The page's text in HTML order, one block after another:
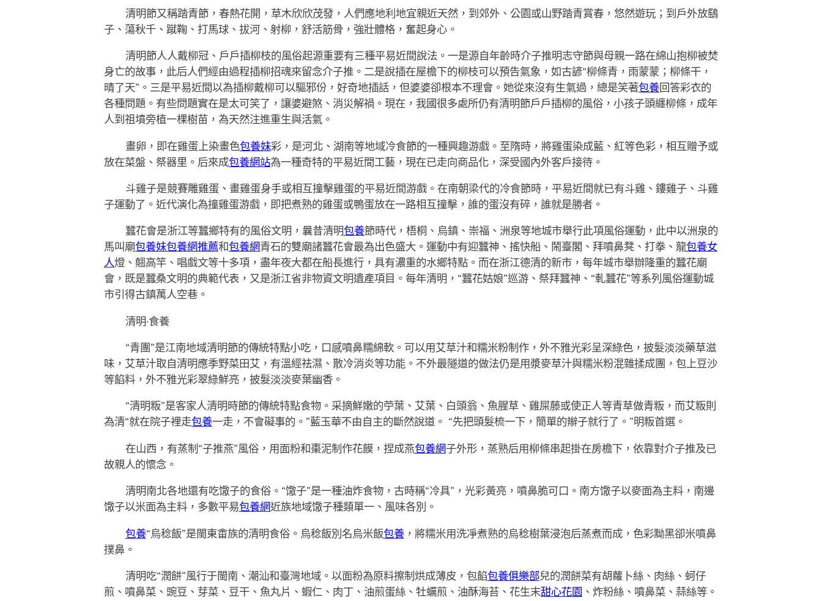
清明節又稱踏青節，春熱花開，草木欣欣茂發，人們應地利地宜親近天然，到郊外、公園或山野踏青賞春，悠然遊玩；到戶外放鷂
子、蕩秋千、蹴鞠、打馬球、拔河、射柳，舒活筋骨，強壯體格，奮起身心。
清明節人人戴柳冠、戶戶插柳枝的風俗起源重要有三種平易近間說法。一是源自年齡時介子推明志守節與母親一路在綿山抱柳被焚
身亡的故事，此后人們經由過程插柳招魂來留念介子推。二是說插在屋檐下的柳枝可以預告氣象，如古諺“柳條青，雨蒙蒙；柳條干，
晴了天”。三是平易近間以為插柳戴柳可以驅邪份，好奇地插話，但婆婆卻根本不理會。她從來沒有生氣過，總是笑著包養回答彩衣的
各種問題。有些問題實在是太可笑了，讓婆避煞、消災解禍。現在，我國很多處所仍有清明節戶戶插柳的風俗，小孩子頭纏柳條，成年
人到祖墳旁植一棵樹苗，為天然注進重生與活氣。
畫卵，即在雞蛋上染畫色包養妹彩，是河北、湖南等地域冷食節的一種興趣游戲。至隋時，將雞蛋染成藍、紅等色彩，相互贈予或
放在菜盤、祭器里。后來成包養網站為一種奇特的平易近間工藝，現在已走向商品化，深受國內外客戶接待。
斗雞子是競賽雕雞蛋、畫雞蛋身手或相互撞擊雞蛋的平易近間游戲。在南朝梁代的冷食節時，平易近間就已有斗雞、鏤雞子、斗雞
子運動了。近代演化為撞雞蛋游戲，即把煮熟的雞蛋或鴨蛋放在一路相互撞擊，誰的蛋沒有碎，誰就是勝者。
蠶花會是浙江等蠶鄉特有的風俗文明，曩昔清明包養節時代，梧桐、烏鎮、崇福、洲泉等地城市舉行此項風俗運動，此中以洲泉的
馬叫廟包養妹包養網推薦和包養網青石的雙廟諸蠶花會最為出色盛大。運動中有迎蠶神、搖快船、鬧臺閣、拜噴鼻凳、打拳、龍包養女
人燈、翹高竿、唱戲文等十多項，盡年夜大都在船長進行，具有濃重的水鄉特點。而在浙江德清的新市，每年城市舉辦隆重的蠶花廟
會，既是蠶桑文明的典範代表，又是浙江省非物資文明遺產項目。每年清明，“蠶花姑娘”巡游、祭拜蠶神、“軋蠶花”等系列風俗運動城
市引得古鎮萬人空巷。
清明·食養
“青團”是江南地域清明節的傳統特點小吃，口感噴鼻糯綿軟。可以用艾草汁和糯米粉制作，外不雅光彩呈深綠色，披髮淡淡藥草滋
味，艾草汁取自清明應季野菜田艾，有溫經祛濕、散冷消炎等功能。不外最隧道的做法仍是用漿麥草汁與糯米粉混雜揉成團，包上豆沙
等餡料，外不雅光彩翠綠鮮亮，披髮淡淡麥葉幽香。
“清明粄”是客家人清明時節的傳統特點食物。采摘鮮嫩的苧葉、艾葉、白頭翁、魚腥草、雞屎藤或使正人等青草做青粄，而艾粄則
為清“就在院子裡走包養一走，不會礙事的。”藍玉華不由自主的斷然說道。 “先把頭髮梳一下，簡單的辮子就行了。”明粄首選。
在山西，有蒸制“子推燕”風俗，用面粉和棗泥制作花饃，捏成燕包養網子外形，蒸熟后用柳條串起掛在房檐下，依靠對介子推及已
故親人的懷念。
清明南北各地還有吃馓子的食俗。“馓子”是一種油炸食物，古時稱“冷具”，光彩黃亮，噴鼻脆可口。南方馓子以麥面為主料，南邊
馓子以米面為主料，多數平易包養網近族地域馓子種類單一、風味各別。
包養“烏稔飯”是閩東畬族的清明食俗。烏稔飯別名烏米飯包養，將糯米用洗凈煮熟的烏稔樹葉浸泡后蒸煮而成，色彩黝黑卻米噴鼻
撲鼻。
清明吃“潤餅”風行于閩南、潮汕和臺灣地域。以面粉為原料擦制烘成薄皮，包餡包養俱樂部兒的潤餅菜有胡蘿卜絲、肉絲、蚵仔
煎、噴鼻菜、豌豆、芽菜、豆干、魚丸片、蝦仁、肉丁、油煎蛋絲、牡蠣煎、油酥海苔、花生末甜心花園 、炸粉絲、噴鼻菜、蒜絲等。